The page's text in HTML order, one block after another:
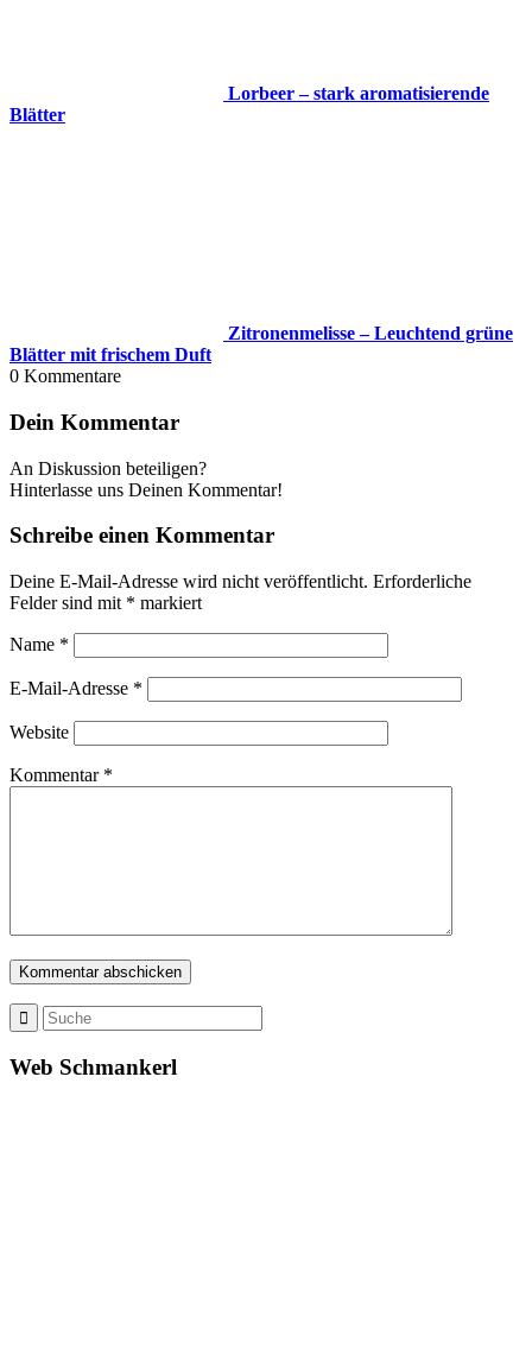
Lorbeer – stark aromatisierende
Blätter
Zitronenmelisse – Leuchtend grüne
Blätter mit frischem Duft
0 Kommentare
Dein Kommentar
An Diskussion beteiligen?
Hinterlasse uns Deinen Kommentar!
Schreibe einen Kommentar
Deine E-Mail-Adresse wird nicht veröffentlicht. Erforderliche
Felder sind mit * markiert
Name *
E-Mail-Adresse *
Website
Kommentar *
Web Schmankerl